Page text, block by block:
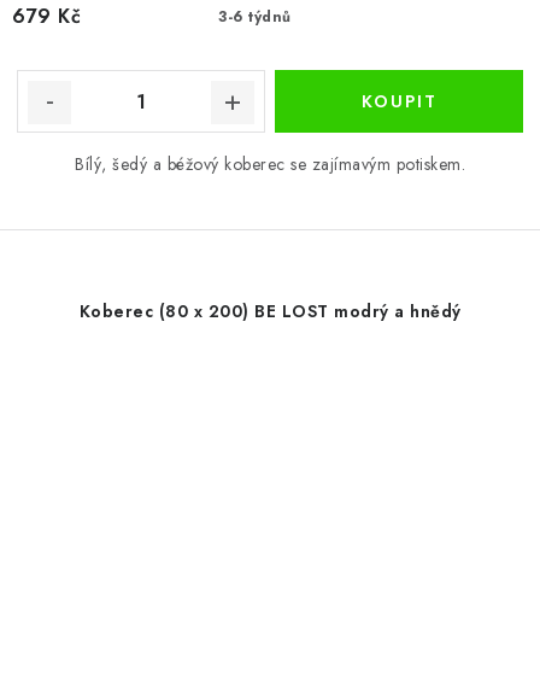
3-6 týdnů
679 Kč
Bílý, šedý a béžový koberec se zajímavým potiskem.
Koberec (80 x 200) BE LOST modrý a hnědý